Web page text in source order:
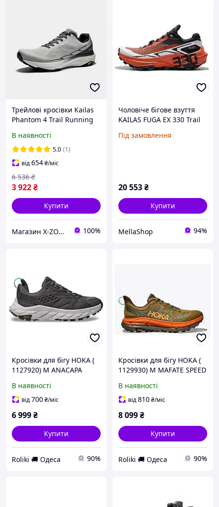
Трейлові кросівки Kailas
Phantom 4 Trail Running
(KS2423134)
В наявності
5.0 (1)
від654₴/міс
3 922₴
6 536 ₴
Купити
Магазин X-ZONE 100%
Чоловіче бігове взуття
KAILAS FUGA EX 330 Trail
водонепроникне, не
Під замовлення
20 553₴
Купити
MellaShop 94%
Кросівки для бігу HOKA (
1127920) M ANACAPA
(197634437811)
В наявності
від700₴/міс
6 999₴
Купити
Roliki 🚚 Одеса 90%
Кросівки для бігу HOKA (
1129930) M MAFATE SPEED
В наявності
від810₴/міс
8 099₴
Купити
Roliki 🚚 Одеса 90%